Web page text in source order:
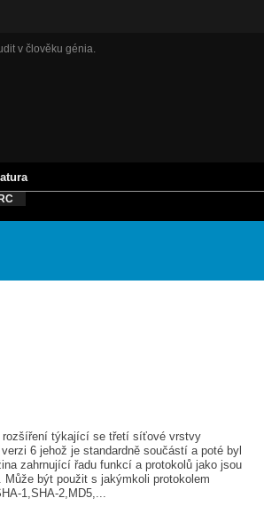
v člověku génia.
rozšíření týkající se třetí síťové vrstvy
6 jehož je standardně součástí a poté byl
zahrnující řadu funkcí a protokolů jako jsou
být použit s jakýmkoli protokolem
1,SHA-2,MD5,...